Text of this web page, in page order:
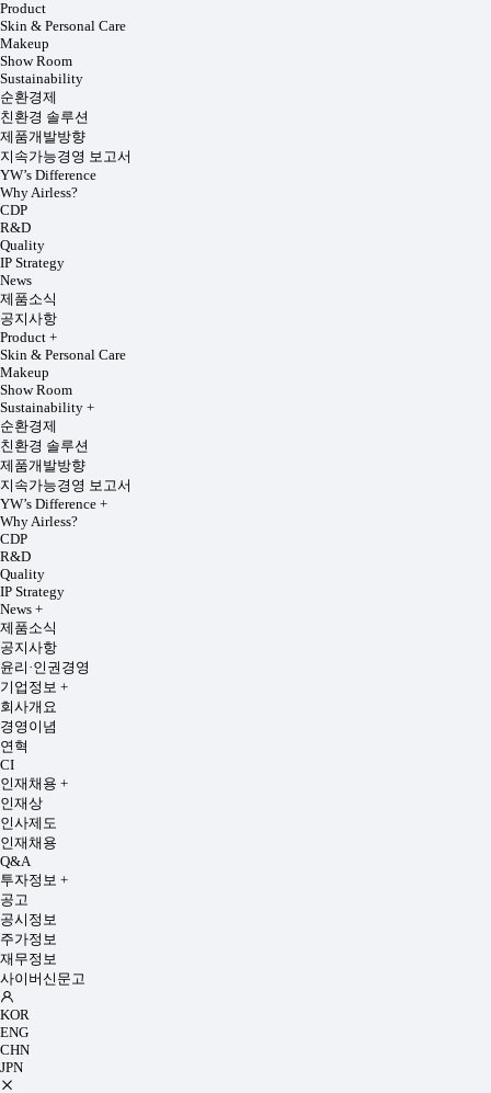
Product
Skin & Personal Care
Makeup
Show Room
Sustainability
순환경제
친환경 솔루션
제품개발방향
지속가능경영 보고서
YW’s Difference
Why Airless?
CDP
R&D
Quality
IP Strategy
News
제품소식
공지사항
Product +
Skin & Personal Care
Makeup
Show Room
Sustainability +
순환경제
친환경 솔루션
제품개발방향
지속가능경영 보고서
YW’s Difference +
Why Airless?
CDP
R&D
Quality
IP Strategy
News +
제품소식
공지사항
윤리·인권경영
기업정보 +
회사개요
경영이념
연혁
CI
인재채용 +
인재상
인사제도
인재채용
Q&A
투자정보 +
공고
공시정보
주가정보
재무정보
사이버신문고
KOR
ENG
CHN
JPN